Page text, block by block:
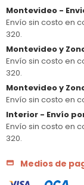
Montevideo -
Envío sin costo en
320.
Montevideo y
Envío sin costo en
320.
Montevideo y
Envío sin costo en
Interior - Envío
Envío sin costo en
320.
Medios de